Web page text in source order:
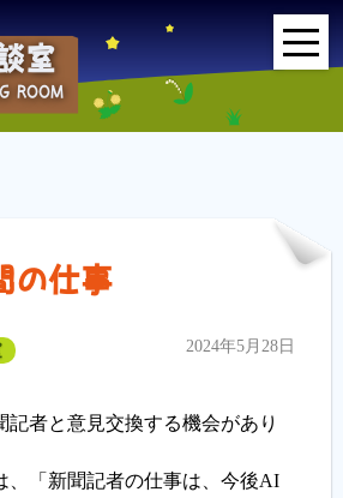
室
ROOM
の仕事
2024年5月28日
記者と意見交換する機会があり
、「新聞記者の仕事は、今後AI